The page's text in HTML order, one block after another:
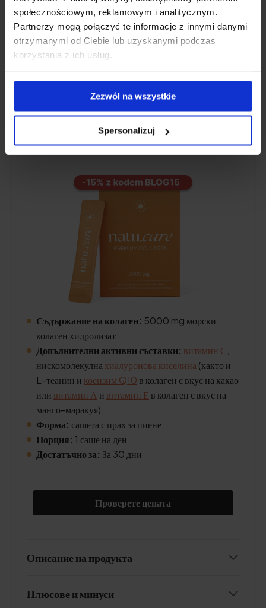
społecznościowym, reklamowym i analitycznym.
Partnerzy mogą połączyć te informacje z innymi danymi
otrzymanymi od Ciebie lub uzyskanymi podczas
korzystania z ich usług.
Zezwól na wszystkie
Spersonalizuj
Допълнителна информация
Natu.Care Колаген Premium 5000
mg, манго-маракуя
5.0
Съдържание на колаген: 5000 mg морски
колаген хидролизат
Допълнителни активни съставки: витамин С
нискомолекулна хиалуронова киселина (както и
L-теанин и коензим Q10 в колаген с вкус на какао
или витамин А и витамин Е в колаген с вкус на
манго-маракуя)
Форма: сашета с прах за пиене.
Порция: 1 саше на ден
Достатъчно за: За 30 дни
Проверете цената
Описание на продукта
Плюсове и минуси